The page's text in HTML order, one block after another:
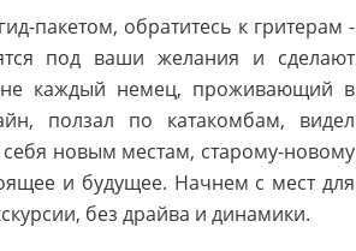
пакетом, обратитесь к гритерам -
под ваши желания и сделают
не каждый немец, проживающий в
ползал по катакомбам, видел
новым местам, старому-новому
и будущее. Начнем с мест для
без драйва и динамики.